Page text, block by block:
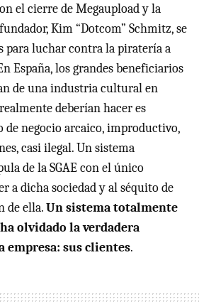
el cierre de Megaupload y la
Kim “Dotcom” Schmitz, se
para luchar contra la piratería a
España, los grandes beneficiarios
de una industria cultural en
deberían hacer es
negocio arcaico, improductivo,
casi ilegal. Un sistema
de la SGAE con el único
a dicha sociedad y al séquito de
de ella.Un sistema totalmente
olvidado la verdadera
empresa: sus clientes.